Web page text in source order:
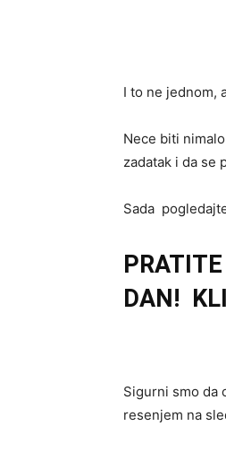
I to ne jednom,
Nece biti
zadatak i da se
Sada
DAN!
Sigurni smo da
resenjem na